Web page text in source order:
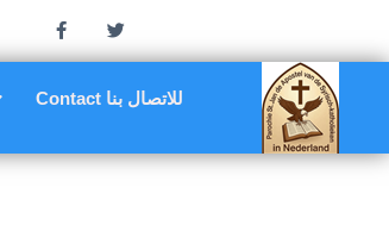
Contact للاتصال بنا